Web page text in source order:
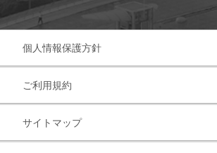
個人情報保護方針
ご利用規約
サイトマップ